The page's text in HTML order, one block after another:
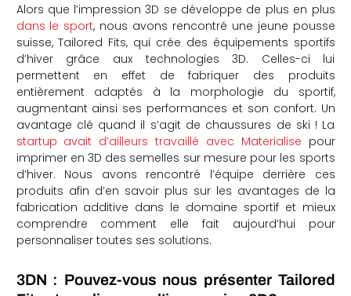
Alors que l’impression 3D se développe de plus en plus
dans le sport, nous avons rencontré une jeune pousse
suisse, Tailored Fits, qui crée des équipements sportifs
d’hiver grâce aux technologies 3D. Celles-ci lui
permettent en effet de fabriquer des produits
entièrement adaptés à la morphologie du sportif,
augmentant ainsi ses performances et son confort. Un
avantage clé quand il s’agit de chaussures de ski ! La
startup avait d’ailleurs travaillé avec Materialise pour
imprimer en 3D des semelles sur mesure pour les sports
d’hiver. Nous avons rencontré l’équipe derrière ces
produits afin d’en savoir plus sur les avantages de la
fabrication additive dans le domaine sportif et mieux
comprendre comment elle fait aujourd’hui pour
personnaliser toutes ses solutions.
3DN : Pouvez-vous nous présenter Tailored